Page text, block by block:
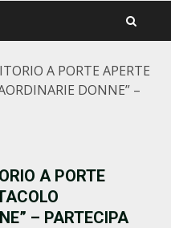
A PORTE APERTE
DONNE” –
A PORTE
– PARTECIPA